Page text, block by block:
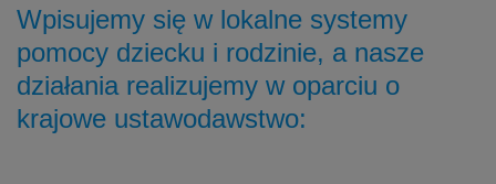
Wpisujemy się w lokalne systemy
pomocy dziecku i rodzinie, a nasze
działania realizujemy w oparciu o
krajowe ustawodawstwo: